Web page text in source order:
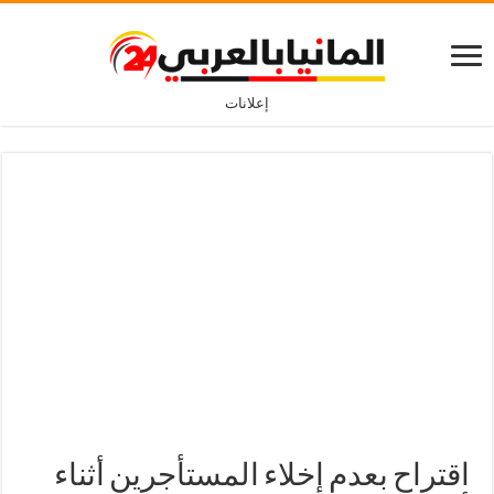
إعلانات
اقتراح بعدم إخلاء المستأجرين أثناء